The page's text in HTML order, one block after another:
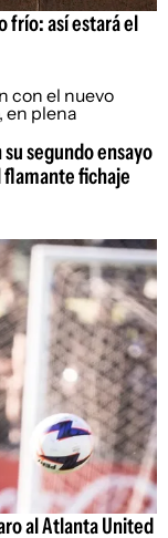
frío: así estará el
segundo ensayo
flamante fichaje
al Atlanta United